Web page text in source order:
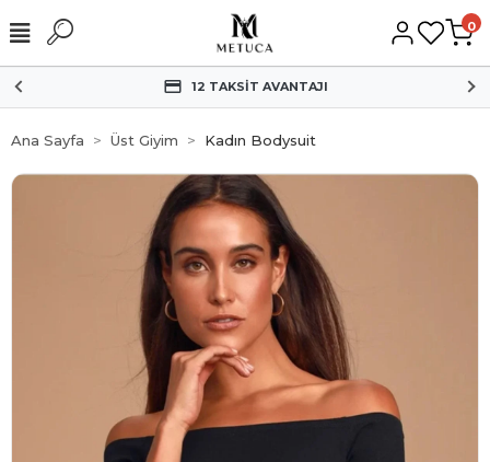
0
12 TAKSİT AVANTAJI
Ana Sayfa Üst Giyim Kadın Bodysuit